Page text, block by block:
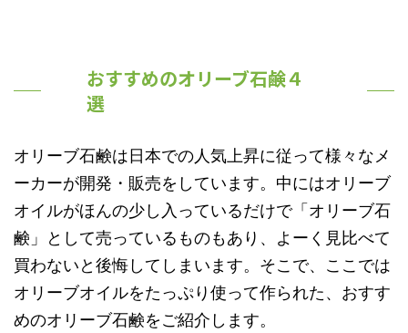
おすすめのオリーブ石鹸４
選
オリーブ石鹸は日本での人気上昇に従って様々なメ
ーカーが開発・販売をしています。中にはオリーブ
オイルがほんの少し入っているだけで「オリーブ石
鹸」として売っているものもあり、よーく見比べて
買わないと後悔してしまいます。そこで、ここでは
オリーブオイルをたっぷり使って作られた、おすす
めのオリーブ石鹸をご紹介します。